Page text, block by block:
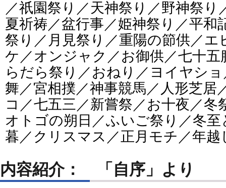
／祇園祭り／天神祭り／野神祭り
夏祈祷／盆行事／姫神祭り／平和
祭り／月見祭り／重陽の節供／エ
ケ／オンジャク／お御供／七十五
らだら祭り／おねり／ヨイヤシ
舞／宮相撲／神事競馬／人形芝居
コ／七五三／新嘗祭／お十夜／冬
オトゴの朔日／ふいご祭り／冬
暮／クリスマス／正月モチ／年越
内容紹介： 「自序」より